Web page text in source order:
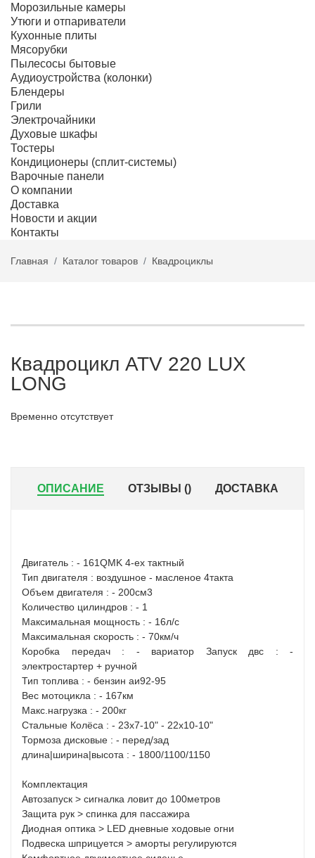
Морозильные камеры
Утюги и отпариватели
Кухонные плиты
Мясорубки
Пылесосы бытовые
Аудиоустройства (колонки)
Блендеры
Грили
Электрочайники
Духовые шкафы
Тостеры
Кондиционеры (сплит-системы)
Варочные панели
О компании
Доставка
Новости и акции
Контакты
Главная Каталог товаров Квадроциклы
Квадроцикл ATV 220 LUX
LONG
Временно отсутствует
ОПИСАНИЕ ОТЗЫВЫ () ДОСТАВКА
Двигатель : - 161QMK 4-ех тактный
Тип двигателя : воздушное - масленое 4такта
Объем двигателя : - 200см3
Количество цилиндров : - 1
Максимальная мощность : - 16л/с
Максимальная скорость : - 70км/ч
Коробка передач : - вариатор Запуск двс : -
электростартер + ручной
Тип топлива : - бензин аи92-95
Вес мотоцикла : - 167км
Макс.нагрузка : - 200кг
Стальные Колёса : - 23x7-10" - 22x10-10"
Тормоза дисковые : - перед/зад
длина|ширина|высота : - 1800/1100/1150
Комплектация
Автозапуск > сигналка ловит до 100метров
Защита рук > спинка для пассажира
Диодная оптика > LED дневные ходовые огни
Подвеска шприцуется > аморты регулируются